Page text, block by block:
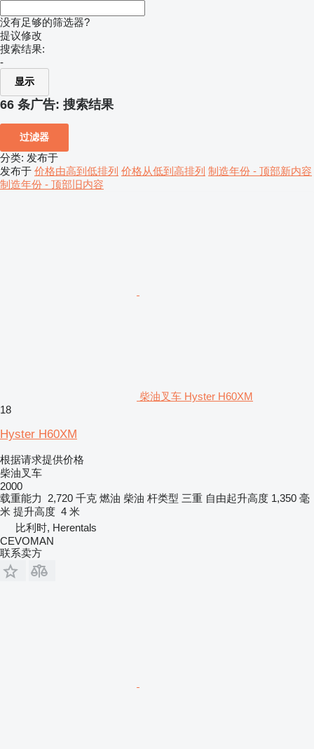
没有足够的筛选器?
提议修改
搜索结果:
-
显示
66 条广告: 搜索结果
过滤器
分类: 发布于
发布于 价格由高到低排列 价格从低到高排列 制造年份 - 顶部新内容
制造年份 - 顶部旧内容
柴油叉车 Hyster H60XM
18
Hyster H60XM
根据请求提供价格
柴油叉车
2000
载重能力
2,720 千克 燃油 柴油 杆类型 三重 自由起升高度 1,350 毫
米 提升高度 4 米
比利时, Herentals
CEVOMAN
联系卖方